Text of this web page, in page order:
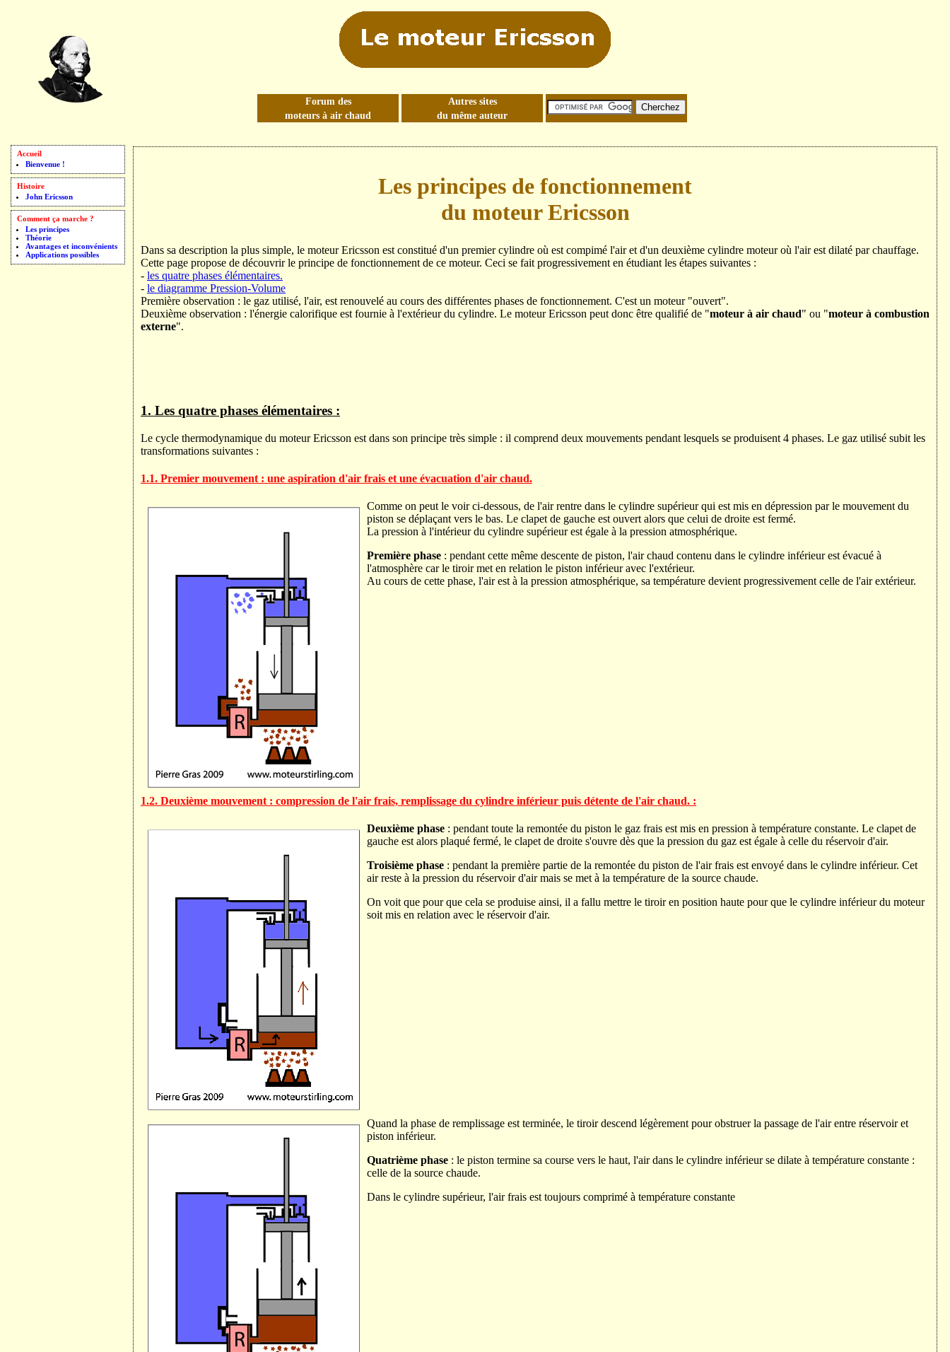
Le moteur Ericsson
Forum des
moteurs à air chaud
Autres sites
du même auteur
Accueil
Bienvenue !
Histoire
John Ericsson
Comment ça marche ?
Les principes
Théorie
Avantages et inconvénients
Applications possibles
Les principes de fonctionnement
du moteur Ericsson
Dans sa description la plus simple, le moteur Ericsson est constitué d'un premier cylindre où est compimé l'air et d'un deuxième cylindre moteur où l'air est dilaté par chauffage.
Cette page propose de découvrir le principe de fonctionnement de ce moteur. Ceci se fait progressivement en étudiant les étapes suivantes :
- les quatre phases élémentaires.
- le diagramme Pression-Volume
Première observation : le gaz utilisé, l'air, est renouvelé au cours des différentes phases de fonctionnement. C'est un moteur "ouvert".
Deuxième observation : l'énergie calorifique est fournie à l'extérieur du cylindre. Le moteur Ericsson peut donc être qualifié de "moteur à air chaud" ou "moteur à combustion
externe".
1. Les quatre phases élémentaires :
Le cycle thermodynamique du moteur Ericsson est dans son principe très simple : il comprend deux mouvements pendant lesquels se produisent 4 phases. Le gaz utilisé subit les
transformations suivantes :
1.1. Premier mouvement : une aspiration d'air frais et une évacuation d'air chaud.
Comme on peut le voir ci-dessous, de l'air rentre dans le cylindre supérieur qui est mis en dépression par le mouvement du
piston se déplaçant vers le bas. Le clapet de gauche est ouvert alors que celui de droite est fermé.
La pression à l'intérieur du cylindre supérieur est égale à la pression atmosphérique.
Première phase : pendant cette même descente de piston, l'air chaud contenu dans le cylindre inférieur est évacué à
l'atmosphère car le tiroir met en relation le piston inférieur avec l'extérieur.
Au cours de cette phase, l'air est à la pression atmosphérique, sa température devient progressivement celle de l'air extérieur.
1.2. Deuxième mouvement : compression de l'air frais, remplissage du cylindre inférieur puis détente de l'air chaud. :
Deuxième phase : pendant toute la remontée du piston le gaz frais est mis en pression à température constante. Le clapet de
gauche est alors plaqué fermé, le clapet de droite s'ouvre dès que la pression du gaz est égale à celle du réservoir d'air.
Troisième phase : pendant la première partie de la remontée du piston de l'air frais est envoyé dans le cylindre inférieur. Cet
air reste à la pression du réservoir d'air mais se met à la température de la source chaude.
On voit que pour que cela se produise ainsi, il a fallu mettre le tiroir en position haute pour que le cylindre inférieur du moteur
soit mis en relation avec le réservoir d'air.
Quand la phase de remplissage est terminée, le tiroir descend légèrement pour obstruer la passage de l'air entre réservoir et
piston inférieur.
Quatrième phase : le piston termine sa course vers le haut, l'air dans le cylindre inférieur se dilate à température constante :
celle de la source chaude.
Dans le cylindre supérieur, l'air frais est toujours comprimé à température constante